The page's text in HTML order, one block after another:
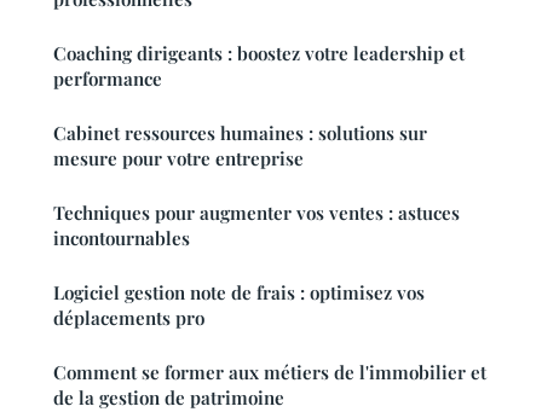
Coaching dirigeants : boostez votre leadership et
performance
Cabinet ressources humaines : solutions sur
mesure pour votre entreprise
Techniques pour augmenter vos ventes : astuces
incontournables
Logiciel gestion note de frais : optimisez vos
déplacements pro
Comment se former aux métiers de l'immobilier et
de la gestion de patrimoine